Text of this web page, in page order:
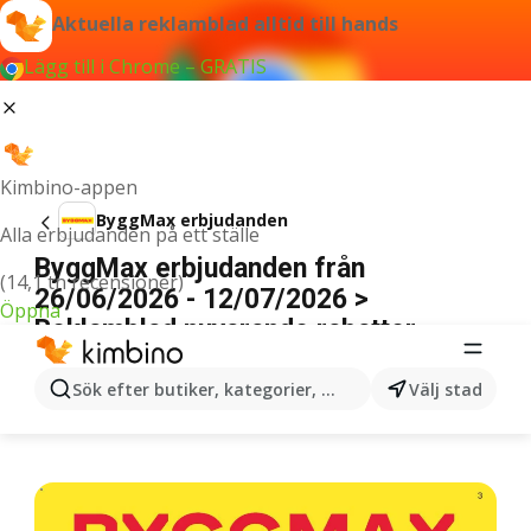
Aktuella reklamblad alltid till hands
Lägg till i Chrome – GRATIS
Kimbino-appen
Alla erbjudanden på ett ställe
(14,1 tn recensioner)
Öppna
Sök efter butiker, kategorier, produkter...Välj stad
ByggMax erbjudanden
ByggMax erbjudanden från
26/06/2026 - 12/07/2026 >
Reklamblad nuvarande rabatter